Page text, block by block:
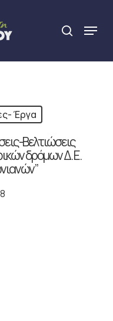
search
Menu
Έργα
Βελτιώσεις
δρόμων Δ. Ε.
Close